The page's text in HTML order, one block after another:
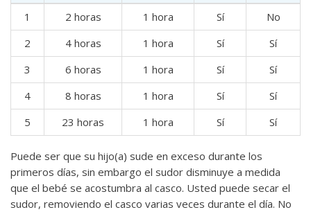
1
2 horas 1 hora Sí
No
2
4 horas 1 hora Sí
Sí
3
6 horas 1 hora Sí
Sí
4
8 horas 1 hora Sí
Sí
5
23 horas 1 hora Sí Sí
Puede ser que su hijo(a) sude en exceso durante los
primeros días, sin embargo el sudor disminuye a medida
que el bebé se acostumbra al casco. Usted puede secar el
sudor, removiendo el casco varias veces durante el día. No